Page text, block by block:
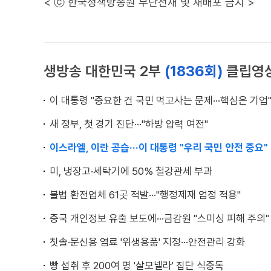
생방송 대한민국 2부 (1836회) 클립영
이 대통령 "중요한 건 국민 먹고사는 문제···핵심은 기업"
새 정부, 첫 경기 진단···"하방 압력 여전"
이스라엘, 이란 공습···이 대통령 "우리 국민 안전 중요"
미, 냉장고·세탁기에 50% 철강관세 부과
불법 환전업체 61곳 적발···"행정제재 엄정 적용"
중국 개인정보 유출 보도에···금감원 "스미싱 피해 주의"
칫솔·문신용 염료 '위생용품' 지정···안전관리 강화
빵 섭취 후 200여 명 '살모넬라' 집단 식중독